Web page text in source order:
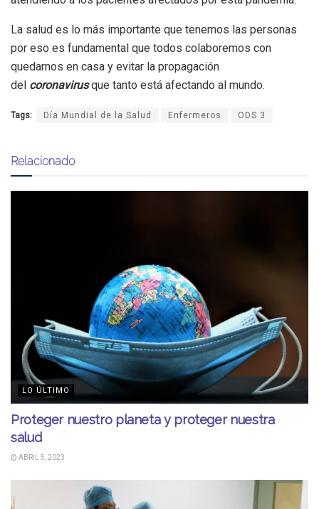
La salud es lo más importante que tenemos las personas
por eso es fundamental que todos colaboremos con
quedarnos en casa y evitar la propagación
del coronavirusque tanto está afectando al mundo.
Tags: Día Mundial de la Salud Enfermeros ODS 3
Relacionado
LO ÚLTIMO
Proteger nuestro planeta y proteger nuestra
salud
ABRIL 5, 2023